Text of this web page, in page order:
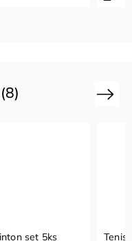
set 5ks
Next